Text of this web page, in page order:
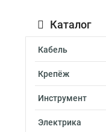
Каталог
Кабель
Крепёж
Инструмент
Электрика